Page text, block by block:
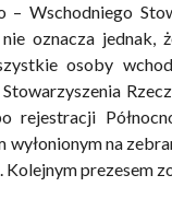
– Wschodniego
oznacza jednak,
osoby
rejestracji
wyłonionym na
prezesem